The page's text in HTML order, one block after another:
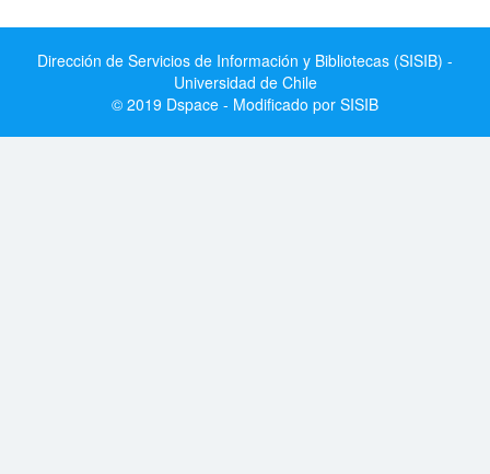
Dirección de Servicios de Información y Bibliotecas (SISIB) -
Universidad de Chile
© 2019 Dspace - Modificado por SISIB